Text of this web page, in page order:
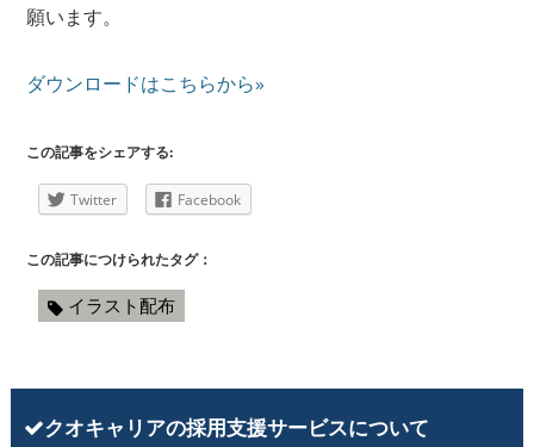
願います。
ダウンロードはこちらから»
この記事をシェアする:
Twitter Facebook
この記事につけられたタグ：
イラスト配布
クオキャリアの採用支援サービスについて